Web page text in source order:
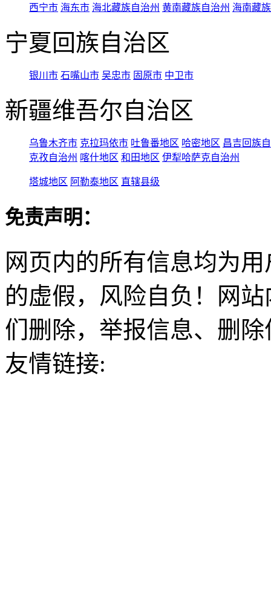
西宁市 海东市 海北藏族自治州 黄南藏族自治州 海南藏
宁夏回族自治区
银川市 石嘴山市 吴忠市 固原市 中卫市
新疆维吾尔自治区
乌鲁木齐市 克拉玛依市 吐鲁番地区 哈密地区 昌吉回族
克孜自治州 喀什地区 和田地区 伊犁哈萨克自治州
塔城地区 阿勒泰地区 直辖县级
免责声明：
网页内的所有信息均为
的虚假，风险自负！网
们删除，举报信息、删
友情链接: